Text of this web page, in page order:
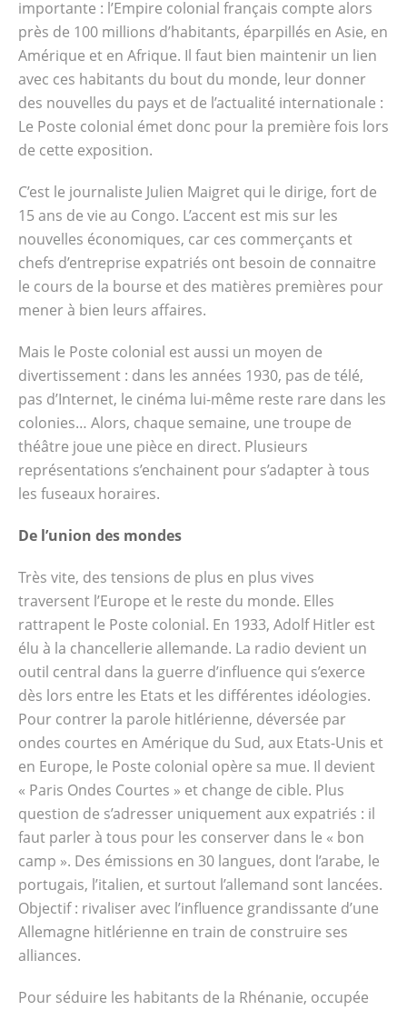
importante : l’Empire colonial français compte alors
près de 100 millions d’habitants, éparpillés en Asie, en
Amérique et en Afrique. Il faut bien maintenir un lien
avec ces habitants du bout du monde, leur donner
des nouvelles du pays et de l’actualité internationale :
Le Poste colonial émet donc pour la première fois lors
de cette exposition.
C’est le journaliste Julien Maigret qui le dirige, fort de
15 ans de vie au Congo. L’accent est mis sur les
nouvelles économiques, car ces commerçants et
chefs d’entreprise expatriés ont besoin de connaitre
le cours de la bourse et des matières premières pour
mener à bien leurs affaires.
Mais le Poste colonial est aussi un moyen de
divertissement : dans les années 1930, pas de télé,
pas d’Internet, le cinéma lui-même reste rare dans les
colonies… Alors, chaque semaine, une troupe de
théâtre joue une pièce en direct. Plusieurs
représentations s’enchainent pour s’adapter à tous
les fuseaux horaires.
De l’union des mondes
Très vite, des tensions de plus en plus vives
traversent l’Europe et le reste du monde. Elles
rattrapent le Poste colonial. En 1933, Adolf Hitler est
élu à la chancellerie allemande. La radio devient un
outil central dans la guerre d’influence qui s’exerce
dès lors entre les Etats et les différentes idéologies.
Pour contrer la parole hitlérienne, déversée par
ondes courtes en Amérique du Sud, aux Etats-Unis et
en Europe, le Poste colonial opère sa mue. Il devient
« Paris Ondes Courtes » et change de cible. Plus
question de s’adresser uniquement aux expatriés : il
faut parler à tous pour les conserver dans le « bon
camp ». Des émissions en 30 langues, dont l’arabe, le
portugais, l’italien, et surtout l’allemand sont lancées.
Objectif : rivaliser avec l’influence grandissante d’une
Allemagne hitlérienne en train de construire ses
alliances.
Pour séduire les habitants de la Rhénanie, occupée